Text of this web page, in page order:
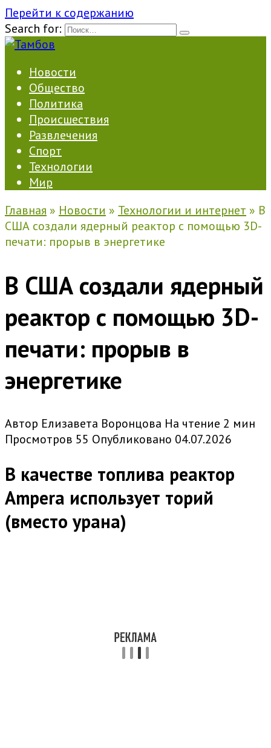
Перейти к содержанию
Search for:
Новости
Общество
Политика
Происшествия
Развлечения
Спорт
Технологии
Мир
Главная » Новости » Технологии и интернет » В
США создали ядерный реактор с помощью 3D-
печати: прорыв в энергетике
В США создали ядерный
реактор с помощью 3D-
печати: прорыв в
энергетике
Автор Елизавета Воронцова На чтение 2 мин
Просмотров 55 Опубликовано 04.07.2026
В качестве топлива реактор
Ampera использует торий
(вместо урана)